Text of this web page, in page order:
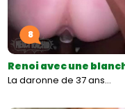
8
Renoi avec une
La daronne de 37 ans…